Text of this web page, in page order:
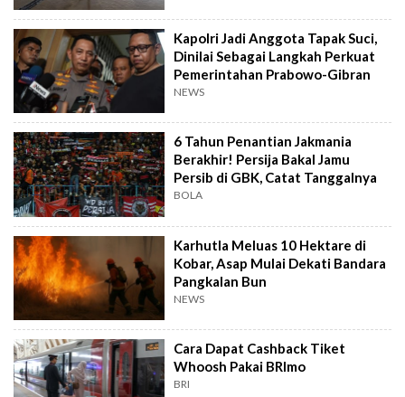
Kapolri Jadi Anggota Tapak Suci,
Dinilai Sebagai Langkah Perkuat
Pemerintahan Prabowo-Gibran
NEWS
6 Tahun Penantian Jakmania
Berakhir! Persija Bakal Jamu
Persib di GBK, Catat Tanggalnya
BOLA
Karhutla Meluas 10 Hektare di
Kobar, Asap Mulai Dekati Bandara
Pangkalan Bun
NEWS
Cara Dapat Cashback Tiket
Whoosh Pakai BRImo
BRI